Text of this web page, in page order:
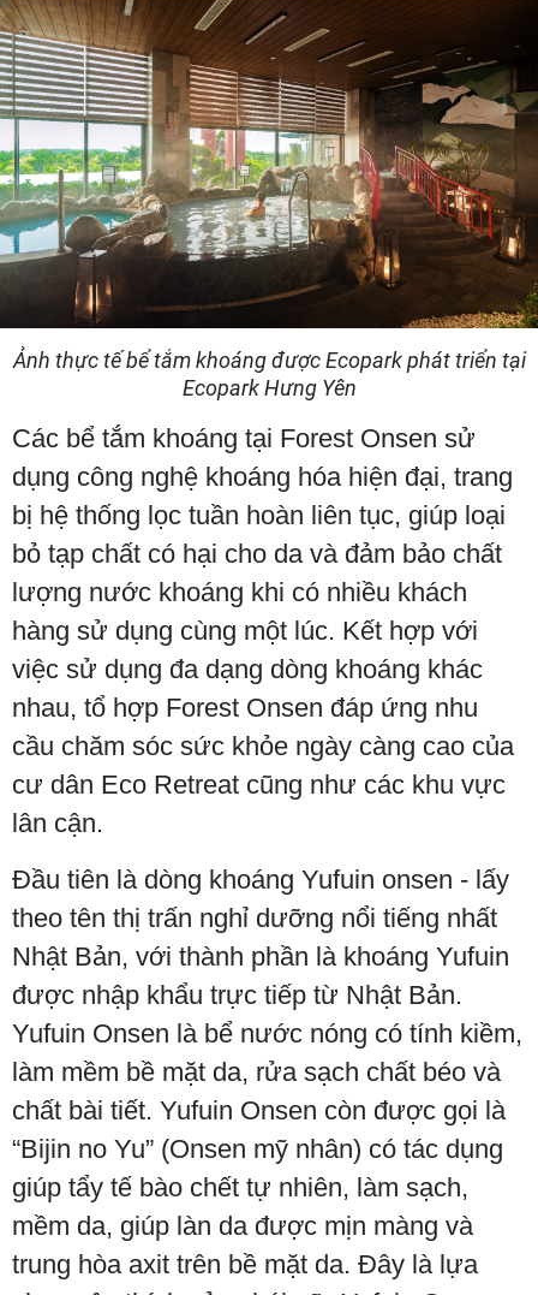
Ảnh thực tế bể tắm khoáng được Ecopark phát triển tại
Ecopark Hưng Yên
Các bể tắm khoáng tại Forest Onsen sử
dụng công nghệ khoáng hóa hiện đại, trang
bị hệ thống lọc tuần hoàn liên tục, giúp loại
bỏ tạp chất có hại cho da và đảm bảo chất
lượng nước khoáng khi có nhiều khách
hàng sử dụng cùng một lúc. Kết hợp với
việc sử dụng đa dạng dòng khoáng khác
nhau, tổ hợp Forest Onsen đáp ứng nhu
cầu chăm sóc sức khỏe ngày càng cao của
cư dân Eco Retreat cũng như các khu vực
lân cận.
Đầu tiên là dòng khoáng Yufuin onsen - lấy
theo tên thị trấn nghỉ dưỡng nổi tiếng nhất
Nhật Bản, với thành phần là khoáng Yufuin
được nhập khẩu trực tiếp từ Nhật Bản.
Yufuin Onsen là bể nước nóng có tính kiềm,
làm mềm bề mặt da, rửa sạch chất béo và
chất bài tiết. Yufuin Onsen còn được gọi là
“Bijin no Yu” (Onsen mỹ nhân) có tác dụng
giúp tẩy tế bào chết tự nhiên, làm sạch,
mềm da, giúp làn da được mịn màng và
trung hòa axit trên bề mặt da. Đây là lựa